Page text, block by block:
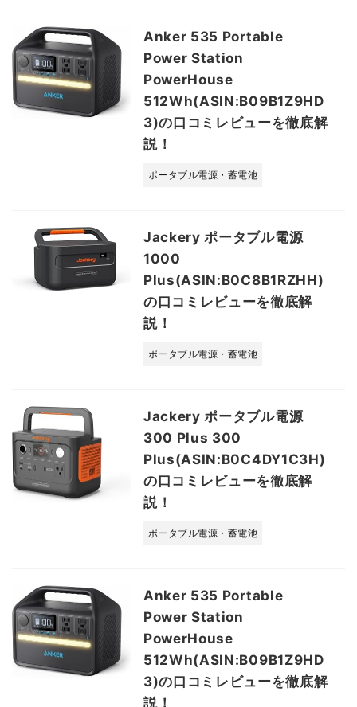
Anker 535 Portable
Power Station
PowerHouse
512Wh(ASIN:B09B1Z9HD
3)の口コミレビューを徹底解
説！
ポータブル電源・蓄電池
Jackery ポータブル電源
1000
Plus(ASIN:B0C8B1RZHH)
の口コミレビューを徹底解
説！
ポータブル電源・蓄電池
Jackery ポータブル電源
300 Plus 300
Plus(ASIN:B0C4DY1C3H)
の口コミレビューを徹底解
説！
ポータブル電源・蓄電池
Anker 535 Portable
Power Station
PowerHouse
512Wh(ASIN:B09B1Z9HD
3)の口コミレビューを徹底解
説！